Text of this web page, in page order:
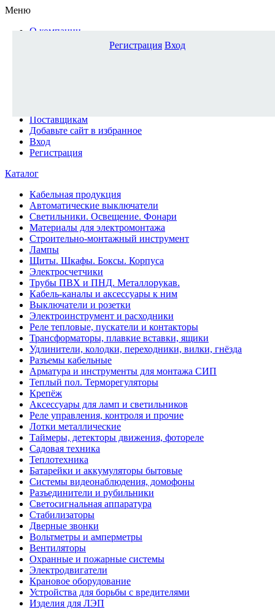
Меню
О компании
Поставщикам
Добавьте сайт в избранное
Вход
Регистрация
Каталог
Кабельная продукция
Автоматические выключатели
Светильники. Освещение. Фонари
Материалы для электромонтажа
Строительно-монтажный инструмент
Лампы
Щиты. Шкафы. Боксы. Корпуса
Электросчетчики
Трубы ПВХ и ПНД. Металлорукав.
Кабель-каналы и аксессуары к ним
Выключатели и розетки
Электроинструмент и расходники
Реле тепловые, пускатели и контакторы
Трансформаторы, плавкие вставки, ящики
Удлинители, колодки, переходники, вилки, гнёзда
Разъемы кабельные
Арматура и инструменты для монтажа СИП
Теплый пол. Терморегуляторы
Крепёж
Аксессуары для ламп и светильников
Реле управления, контроля и прочие
Лотки металлические
Таймеры, детекторы движения, фотореле
Садовая техника
Теплотехника
Батарейки и аккумуляторы бытовые
Системы видеонаблюдения, домофоны
Разъединители и рубильники
Светосигнальная аппаратура
Стабилизаторы
Дверные звонки
Вольтметры и амперметры
Вентиляторы
Охранные и пожарные системы
Электродвигатели
Крановое оборудование
Устройства для борьбы с вредителями
Изделия для ЛЭП
Регистрация Вход